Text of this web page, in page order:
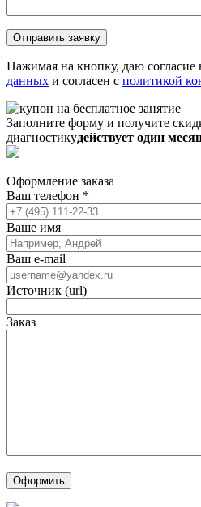
Нажимая на кнопку, даю согласие
данных и согласен с политикой
Заполните форму и получите
диагностикудействует один
Оформление заказа
Ваш телефон *
Ваше имя
Ваш e-mail
Источник (url)
Заказ